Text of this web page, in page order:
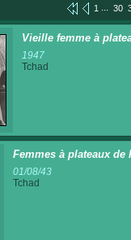
1 ... 30
Vieille femme à
1947
Tchad
Femmes à plateaux de
01/08/43
Tchad